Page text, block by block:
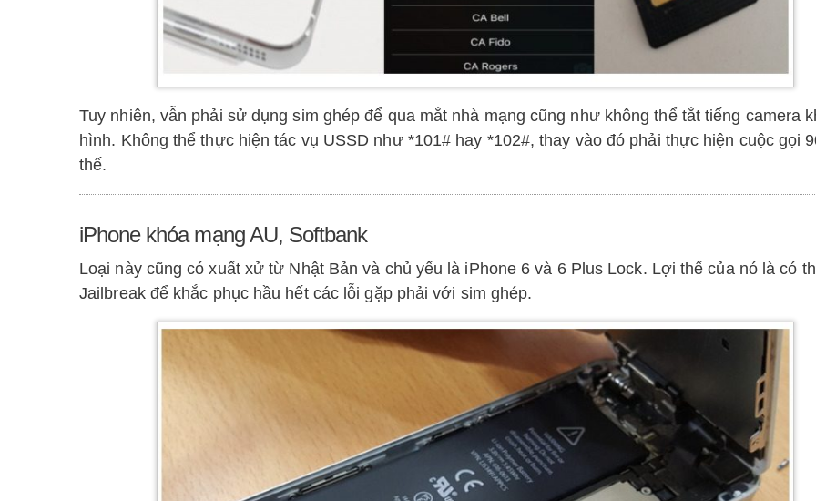
Tuy nhiên, vẫn phải sử dụng sim ghép để qua mắt nhà mạng cũng như không thể tắt tiếng camera
hình. Không thể thực hiện tác vụ USSD như *101# hay *102#, thay vào đó phải thực hiện cuộc gọi
thế.
iPhone khóa mạng AU, Softbank
Loại này cũng có xuất xử từ Nhật Bản và chủ yếu là iPhone 6 và 6 Plus Lock. Lợi thế của nó là có
Jailbreak để khắc phục hầu hết các lỗi gặp phải với sim ghép.